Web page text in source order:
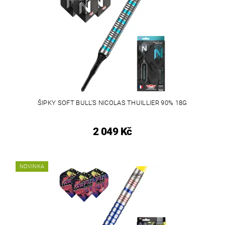
ŠIPKY SOFT BULL'S NICOLAS THUILLIER 90% 18G
2 049 Kč
NOVINKA